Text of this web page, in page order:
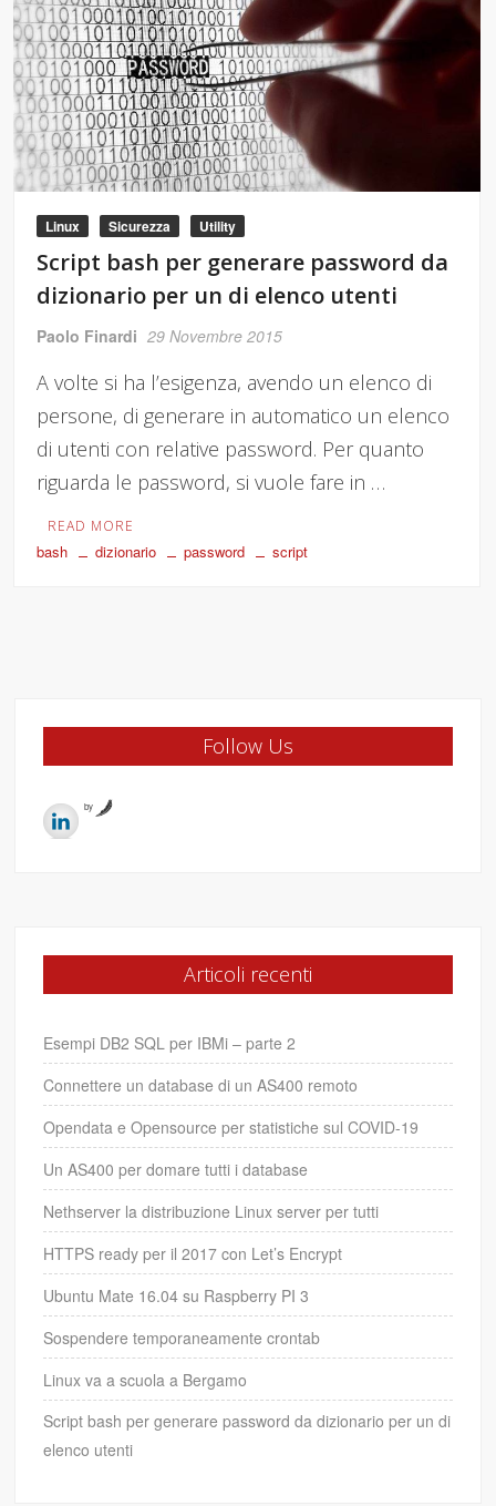
Linux Sicurezza Utility
Script bash per generare password da
dizionario per un di elenco utenti
Paolo Finardi 29 Novembre 2015
A volte si ha l’esigenza, avendo un elenco di
persone, di generare in automatico un elenco
di utenti con relative password. Per quanto
riguarda le password, si vuole fare in …
READ MORE
bash dizionario password script
Follow Us
by
Articoli recenti
Esempi DB2 SQL per IBMi – parte 2
Connettere un database di un AS400 remoto
Opendata e Opensource per statistiche sul COVID-19
Un AS400 per domare tutti i database
Nethserver la distribuzione Linux server per tutti
HTTPS ready per il 2017 con Let’s Encrypt
Ubuntu Mate 16.04 su Raspberry PI 3
Sospendere temporaneamente crontab
Linux va a scuola a Bergamo
Script bash per generare password da dizionario per un di
elenco utenti